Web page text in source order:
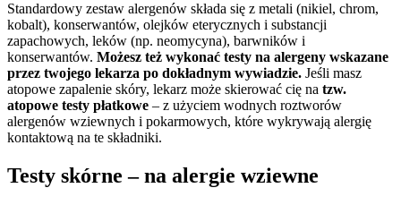
Standardowy zestaw alergenów składa się z metali (nikiel, chrom,
kobalt), konserwantów, olejków eterycznych i substancji
zapachowych, leków (np. neomycyna), barwników i
konserwantów. Możesz też wykonać testy na alergeny wskazane
przez twojego lekarza po dokładnym wywiadzie. Jeśli masz
atopowe zapalenie skóry, lekarz może skierować cię na tzw.
atopowe testy płatkowe – z użyciem wodnych roztworów
alergenów wziewnych i pokarmowych, które wykrywają alergię
kontaktową na te składniki.
Testy skórne – na alergie wziewne